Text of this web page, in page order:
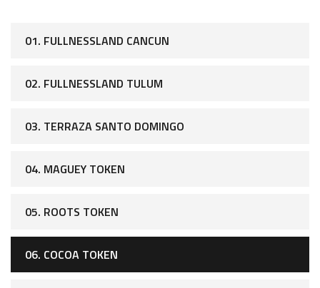
01. FULLNESSLAND CANCUN
02. FULLNESSLAND TULUM
03. TERRAZA SANTO DOMINGO
04. MAGUEY TOKEN
05. ROOTS TOKEN
06. COCOA TOKEN